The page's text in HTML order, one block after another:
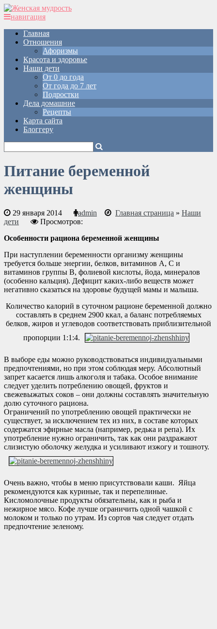
навигация
Главная
Отношения
Афоризмы
Красота и здоровье
Наши дети
От 0 до года
От года до 7 лет
Подростки
Дела домашние
Рецепты
Карта сайта
Блоггеру
Питание беременной
женщины
29 января 2014 admin Главная страница » Наши
дети
Просмотров:
Особенности рациона беременной женщины
При наступлении беременности организму женщины
требуется больше энергии, белков, витаминов A, C и
витаминов группы B, фолиевой кислоты, йода, минералов
(особенно кальция). Дефицит каких-либо веществ может
негативно сказаться на здоровье будущей мамы и малыша.
Количество калорий в суточном рационе беременной должно
составлять в среднем 2900 ккал, а баланс потребляемых
белков, жиров и углеводов соответствовать приблизительной
пропорции 1:1:4.
В выборе еды можно руководствоваться индивидуальными
предпочтениями, но при этом соблюдая меру. Абсолютный
запрет касается лишь алкоголя и табака. Особое внимание
следует уделить потреблению овощей, фруктов и
свежевыжатых соков – они должны составлять значительную
долю суточного рациона.
Ограничений по употреблению овощей практически не
существует, за исключением тех из них, в составе которых
содержатся эфирные масла (например, редька и репа). Их
употребление нужно ограничить, так как они раздражают
слизистую оболочку желудка и усиливают изжогу и тошноту.
Очень важно, чтобы в меню присутствовали каши. Яйца
рекомендуются как куриные, так и перепелиные.
Кисломолочные продукты обязательны, как и рыба и
нежирное мясо. Кофе лучше ограничить одной чашкой с
молоком и только по утрам. Из сортов чая следует отдать
предпочтение зеленому.